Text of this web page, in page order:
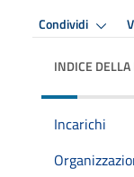
Condividi
INDICE
Incarichi